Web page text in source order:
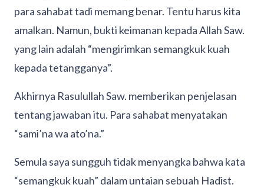
para sahabat tadi memang benar. Tentu harus kita
amalkan. Namun, bukti keimanan kepada Allah Saw.
yang lain adalah “mengirimkan semangkuk kuah
kepada tetangganya”.
Akhirnya Rasulullah Saw. memberikan penjelasan
tentang jawaban itu. Para sahabat menyatakan
“sami’na wa ato’na.”
Semula saya sungguh tidak menyangka bahwa kata
“semangkuk kuah” dalam untaian sebuah Hadist.